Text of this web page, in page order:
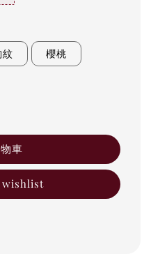
紋 櫻桃
車
wishlist